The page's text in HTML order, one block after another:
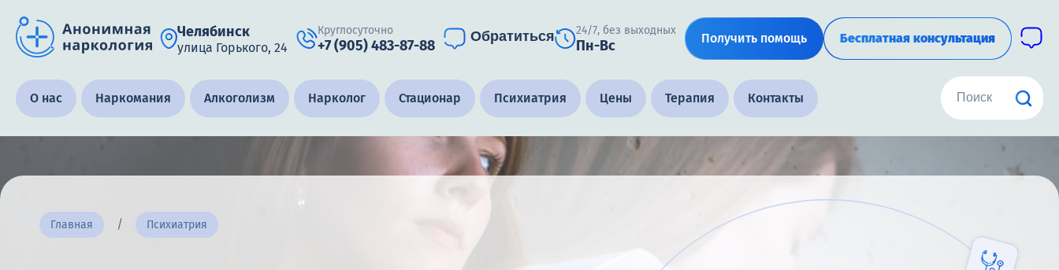
Челябинск
улица Горького, 24
Круглосуточно
+7 (905) 483-87-88
Обратиться 24/7, без выходных
Пн-Вс Получить помощь Бесплатная консультация
Получить помощь специалиста
Адрес call-центра
Челябинск, улица Горького, 24
О нас Наркомания Алкоголизм Нарколог Стационар Психиатрия Цены Терапия Контакты
Главная Психиатрия